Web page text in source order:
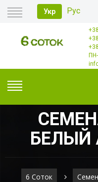
Укр Рус
Главная
Оплата
Доставка
БЕЛЫЙ
6 Соток